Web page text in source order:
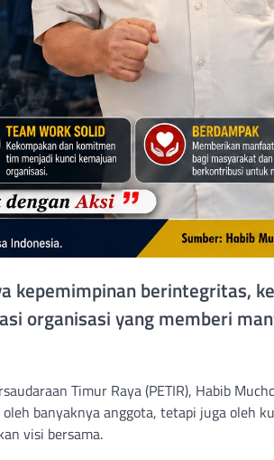
kepemimpinan berintegritas,
organisasi yang memberi
Timur Raya (PETIR), Habib
banyaknya anggota, tetapi juga oleh
visi bersama.